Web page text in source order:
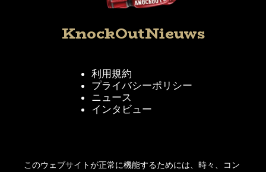
KnockOutNieuws
利用規約
プライバシーポリシー
ニュース
インタビュー
このウェブサイトが正常に機能するためには、時々、コン